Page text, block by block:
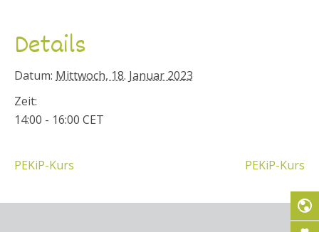
Details
Datum: Mittwoch, 18. Januar 2023
Zeit:
14:00 - 16:00 CET
PEKiP-Kurs PEKiP-Kurs